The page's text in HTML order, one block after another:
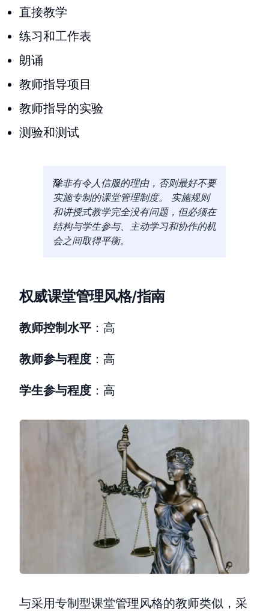
直接教学
练习和工作表
朗诵
教师指导项目
教师指导的实验
测验和测试
除非有令人信服的理由，否则最好不要
实施专制的课堂管理制度。 实施规则
和讲授式教学完全没有问题，但必须在
结构与学生参与、主动学习和协作的机
会之间取得平衡。
权威课堂管理风格/指南
教师控制水平 ：高
教师参与程度 ：高
学生参与程度 ：高
与采用专制型课堂管理风格的教师类似，采